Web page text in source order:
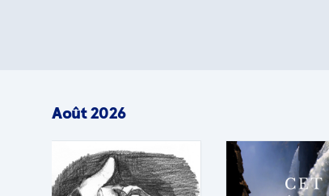
Août 2026